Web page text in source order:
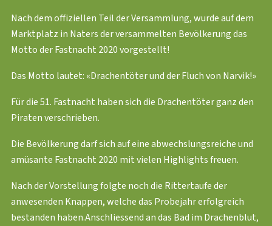
Nach dem offiziellen Teil der Versammlung, wurde auf dem
Marktplatz in Naters der versammelten Bevölkerung das
Motto der Fastnacht 2020 vorgestellt!
Das Motto lautet: «Drachentöter und der Fluch von Narvik!»
Für die 51. Fastnacht haben sich die Drachentöter ganz den
Piraten verschrieben.
Die Bevölkerung darf sich auf eine abwechslungsreiche und
amüsante Fastnacht 2020 mit vielen Highlights freuen.
Nach der Vorstellung folgte noch die Rittertaufe der
anwesenden Knappen, welche das Probejahr erfolgreich
bestanden haben.Anschliessend an das Bad im Drachenblut,